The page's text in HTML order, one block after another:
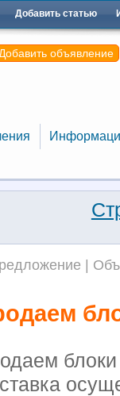
Добавить статью
Добавить объявление
|
блоки